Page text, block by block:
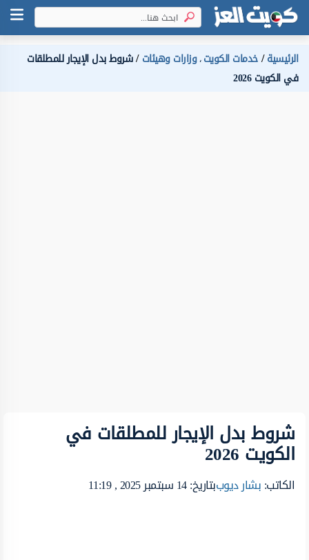
الرئيسية خدمات الكويت،وزارات وهيئات شروط بدل الإيجار للمطلقات
في الكويت 2026
شروط بدل الإيجار للمطلقات في
الكويت 2026
الكاتب:بشار ديوببتاريخ: 14 سبتمبر 2025 , 11:19